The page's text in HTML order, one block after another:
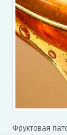
Фруктовая